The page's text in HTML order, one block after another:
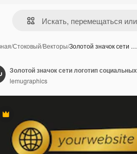
/Стоковый/Векторы/Золотой значок сети …
Премиум
lemugraphics